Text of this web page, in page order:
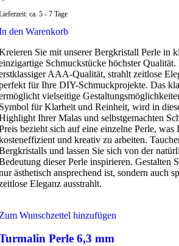
ca. 5 - 7 Tage
den Warenkorb
Sie mit unserer Bergkristall Perle in
Schmuckstücke höchster
AAA-Qualität, strahlt zeitlose
für Ihre DIY-Schmuckprojekte. Das
vielseitige
für Klarheit und Reinheit, wird in
Ihrer Malas und selbstgemachten
bezieht sich auf eine einzelne Perle,
und kreativ zu arbeiten.
und lassen Sie sich von der
dieser Perle inspirieren. Gestalten
ästhetisch ansprechend ist, sondern auch
Eleganz ausstrahlt.
Wunschzettel hinzufügen
Perle 6,3 mm